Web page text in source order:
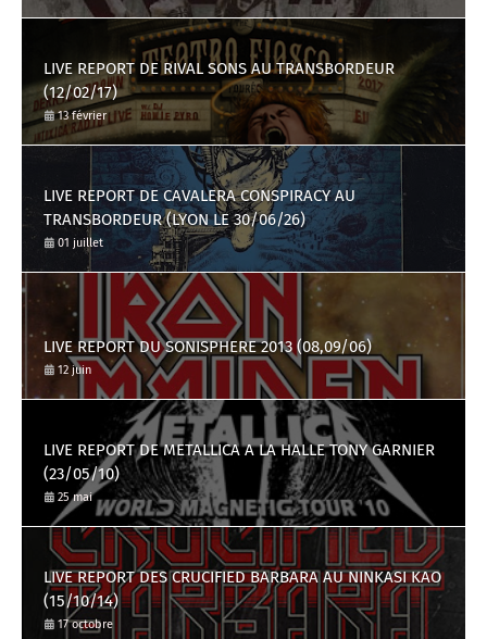
LIVE REPORT DE RIVAL SONS AU TRANSBORDEUR
(12/02/17)
13 février
LIVE REPORT DE CAVALERA CONSPIRACY AU
TRANSBORDEUR (LYON LE 30/06/26)
01 juillet
LIVE REPORT DU SONISPHERE 2013 (08,09/06)
12 juin
LIVE REPORT DE METALLICA A LA HALLE TONY GARNIER
(23/05/10)
25 mai
LIVE REPORT DES CRUCIFIED BARBARA AU NINKASI KAO
(15/10/14)
17 octobre